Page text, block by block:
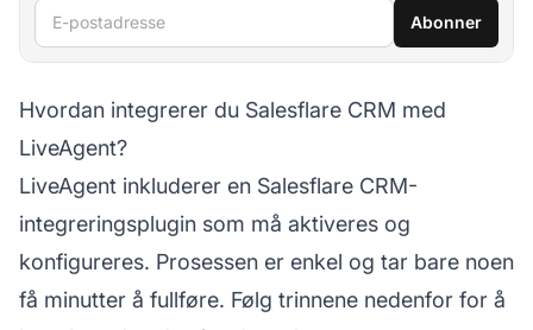
E-postadresse Abonner
Hvordan integrerer du Salesflare CRM med
LiveAgent?
LiveAgent inkluderer en Salesflare CRM-
integreringsplugin som må aktiveres og
konfigureres. Prosessen er enkel og tar bare noen
få minutter å fullføre. Følg trinnene nedenfor for å